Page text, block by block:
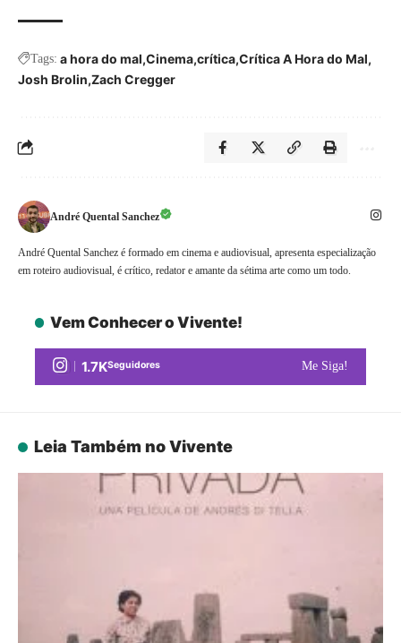
Tags: a hora do mal Cinema crítica Crítica A Hora do Mal
Josh Brolin Zach Cregger
André Quental Sanchez
André Quental Sanchez é formado em cinema e audiovisual, apresenta especialização
em roteiro audiovisual, é crítico, redator e amante da sétima arte como um todo.
Vem Conhecer o Vivente!
1.7KSeguidores Me Siga!
Leia Também no Vivente